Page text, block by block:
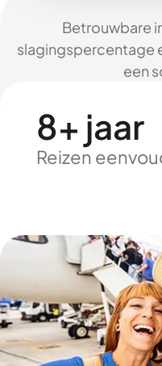
Betrouwbare
slagingspercentage
een
8+ jaar
Reizen